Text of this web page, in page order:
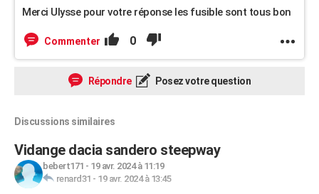
Merci Ulysse pour votre réponse les fusible sont tous bon
Commenter 0
Répondre Posez votre question
Discussions similaires
Vidange dacia sandero steepway
bebert171 - 19 avr. 2024 à 11:19
renard31 - 19 avr. 2024 à 13:45